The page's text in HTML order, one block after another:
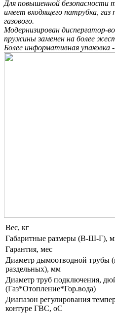
Для повышенной безопасности
имеет входящего патрубка,
газового.
Модернизирован диспергатор-
пружины заменен на более
Более информативная упаковка
Вес, кг
Габаритные размеры (В-Ш-Г),
Гарантия, мес
Диаметр дымоотводной трубы
раздельных), мм
Диаметр труб подключения,
(Газ*Отопление*Гор.вода)
Диапазон регулирования
контуре ГВС, oС